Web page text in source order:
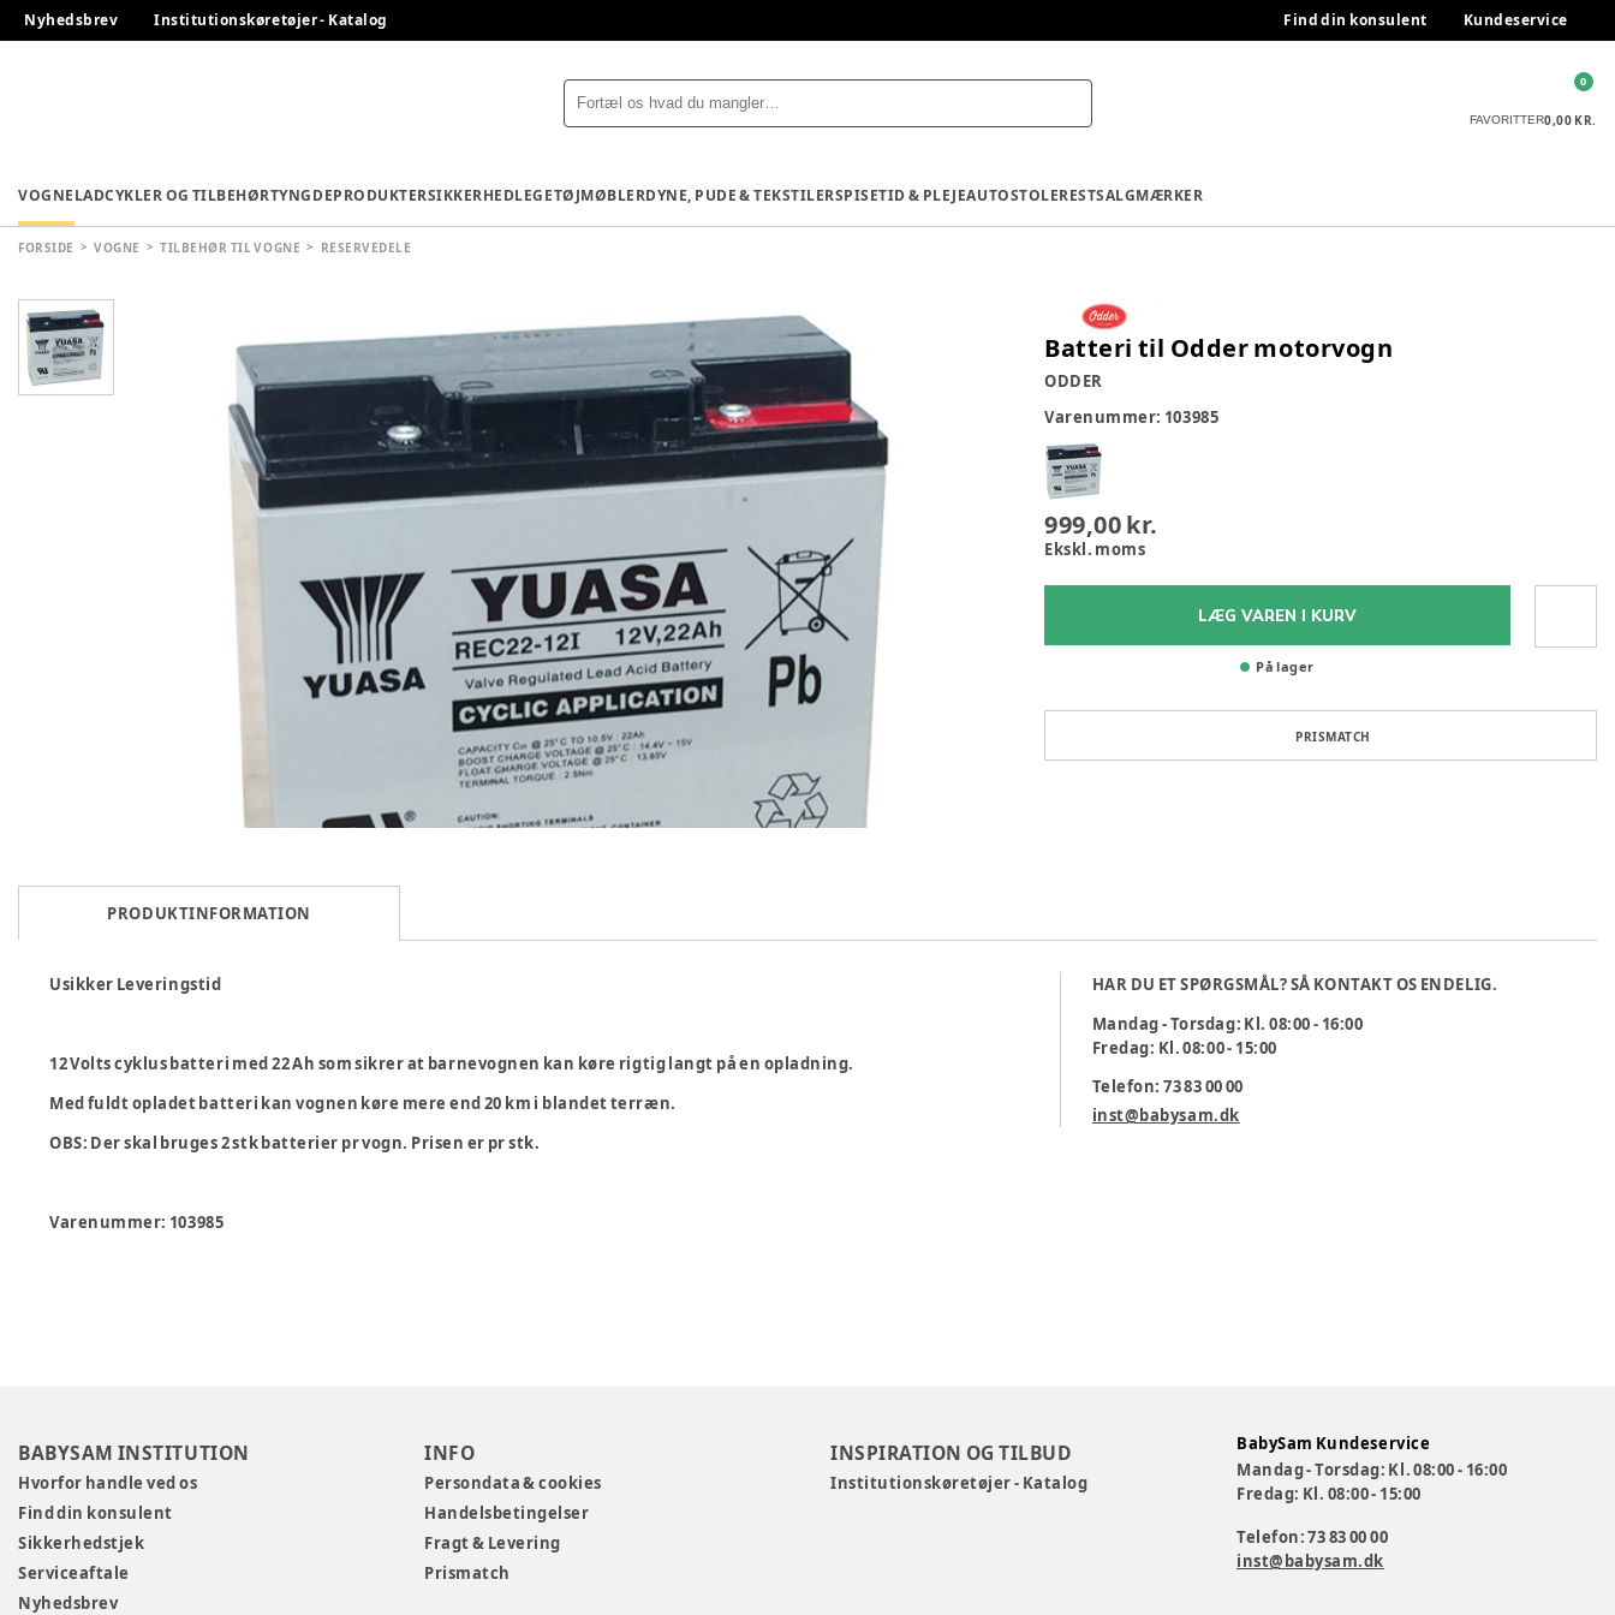
Nyhedsbrev Institutionskøretøjer - Katalog Find din konsulent Kundeservice
FAVORITTER0,00 KR.
0
VOGNELADCYKLER OG TILBEHØRTYNGDEPRODUKTERSIKKERHEDLEGETØJMØBLERDYNE, PUDE & TEKSTILERSPISETID & PLEJEAUTOSTOLERESTSALGMÆRKER
FORSIDE VOGNE TILBEHØR TIL VOGNE RESERVEDELE
Batteri til Odder motorvogn
ODDER
Varenummer: 103985
999,00 kr.
Ekskl. moms
LÆG VAREN I KURV
På lager
PRISMATCH
PRODUKTINFORMATION
Usikker Leveringstid
12 Volts cyklus batteri med 22 Ah som sikrer at barnevognen kan køre rigtig langt på en opladning.
Med fuldt opladet batteri kan vognen køre mere end 20 km i blandet terræn.
OBS: Der skal bruges 2 stk batterier pr vogn. Prisen er pr stk.
Varenummer: 103985
HAR DU ET SPØRGSMÅL? SÅ KONTAKT OS ENDELIG.
Mandag - Torsdag: Kl. 08:00 - 16:00
Fredag: Kl. 08:00 - 15:00
Telefon: 73 83 00 00
inst@babysam.dk
BABYSAM INSTITUTION
Hvorfor handle ved os
Find din konsulent
Sikkerhedstjek
Serviceaftale
Nyhedsbrev
INFO
Persondata & cookies
Handelsbetingelser
Fragt & Levering
Prismatch
INSPIRATION OG TILBUD
Institutionskøretøjer - Katalog
BabySam Kundeservice
Mandag - Torsdag: Kl. 08:00 - 16:00
Fredag: Kl. 08:00 - 15:00
Telefon: 73 83 00 00
inst@babysam.dk